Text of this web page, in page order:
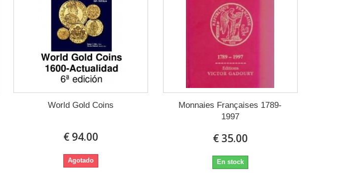
World Gold Coins
€ 94.00
Agotado
Monnaies Françaises 1789-
1997
€ 35.00
En stock